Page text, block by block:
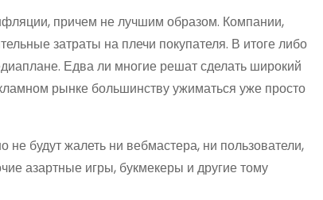
причем не лучшим образом. Компании,
затраты на плечи покупателя. В итоге либо
Едва ли многие решат сделать широкий
рынке большинству ужиматься уже просто
не будут жалеть ни вебмастера, ни пользователи,
азартные игры, букмекеры и другие тому